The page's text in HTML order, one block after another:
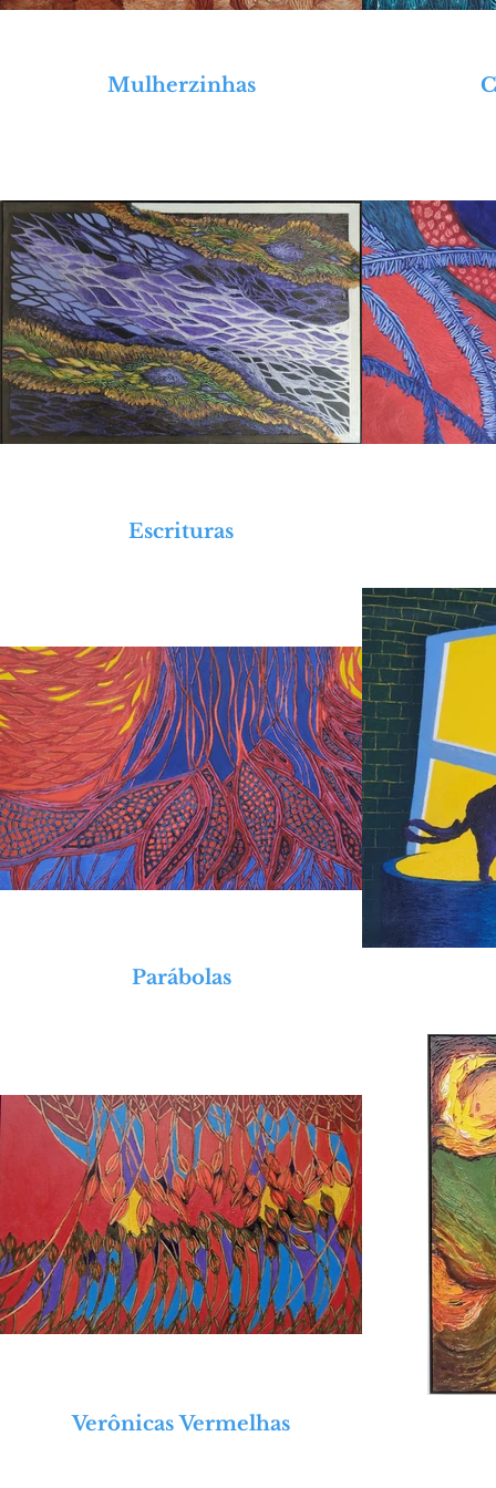
2013/14Realizou atividades no
2009Realizou Monitoria em
2008Ministrou Oficina de escultura
2006Curso Gestão Cultural -
2006Participou do Congresso
“Paneleiras de Goiabeiras” - Museu
2006Realizou Monitoria em
1997Curso de Serigrafia – Senac –
20221º Lugar no 5º Salão de Artes
Paz e Poesia de Belo Horizonte - MG
2012Prêmio “Prefeitura Municipal”
2008Medalha de Ouro no LXII
2008Participou da 3ª Bolsa
Curitiba
2007Voto de Louvor e
2007Premiada na Exposição
Música e Belas Artes do Paraná -
Exposições Individuais e Coletivas
2024Galeria do Artista Favretto -
202368º Salão de Belas Artes de
Instituto de Geografia e História
202127º Salão de Artes Plásticas –
201921ª Mostra Cascavelense de
2018 2º Salão de Artes Visuais –
201825º Salão de Artes Plásticas –
2018XXV Salão Curitibano de Artes
2018Exposição Coletiva “Múltiplos
Local: Universidade Positivo -
2017Exposição Individual
Pinhais-PR
2015Società Dante Aliguieri -
Comitato Dante Aliguieri – Curitiba
2015ART INVEST 2015 - 1ª Feira
Ateliê João Moro - Curitiba - PR
2015Exposição Coletiva “No limite
Gallery – Avenida Paulista, 1776 –
2014Exposição Individual
Mulherzinhas
Escrituras
Parábolas
Verônicas Vermelhas